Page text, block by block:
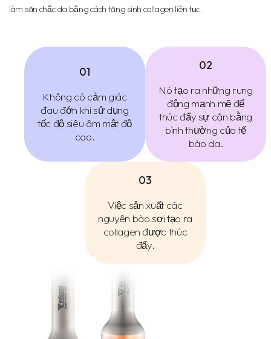
làm săn chắc da bằng cách tăng sinh collagen liên tục.
01
Không có cảm giác
đau đớn khi sử dụng
tốc độ siêu âm mật độ
cao.
02
Nó tạo ra những rung
động mạnh mẽ để
thúc đẩy sự cân bằng
bình thường của tế
bào da.
03
Việc sản xuất các
nguyên bào sợi tạo ra
collagen được thúc
đẩy.